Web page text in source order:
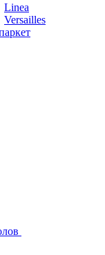
Linea
Versailles